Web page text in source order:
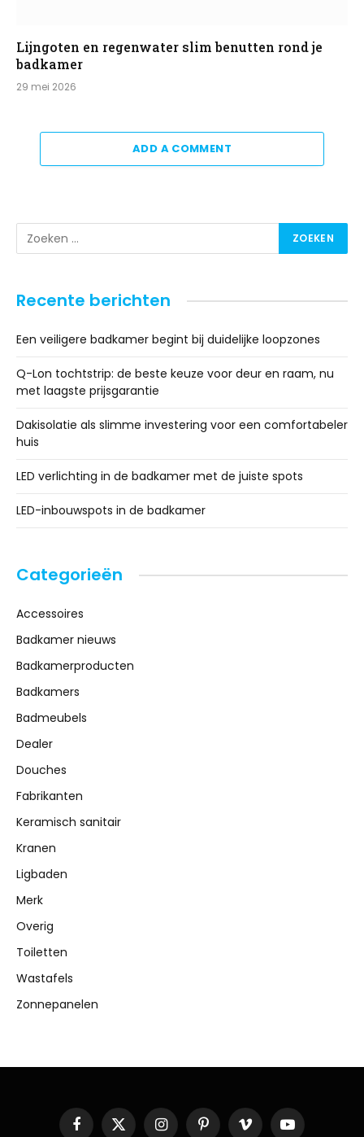
Lijngoten en regenwater slim benutten rond je
badkamer
29 mei 2026
ADD A COMMENT
Recente berichten
Een veiligere badkamer begint bij duidelijke loopzones
Q-Lon tochtstrip: de beste keuze voor deur en raam, nu
met laagste prijsgarantie
Dakisolatie als slimme investering voor een comfortabeler
huis
LED verlichting in de badkamer met de juiste spots
LED-inbouwspots in de badkamer
Categorieën
Accessoires
Badkamer nieuws
Badkamerproducten
Badkamers
Badmeubels
Dealer
Douches
Fabrikanten
Keramisch sanitair
Kranen
Ligbaden
Merk
Overig
Toiletten
Wastafels
Zonnepanelen
Facebook
X InstagramPinterestVimeo YouTube